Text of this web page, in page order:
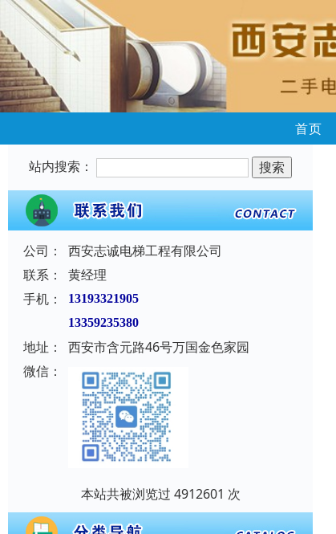
首页
站内搜索：
公司：
西安志诚电梯工程有限公司
联系：
黄经理
手机：
13193321905
13359235380
地址：
西安市含元路46号万国金色家园
微信：
本站共被浏览过 4912601 次